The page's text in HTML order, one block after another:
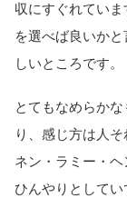
収にすぐれてい
を選べば良いか
しいところです。
とてもなめらか
り、感じ方は人
ネン・ラミー・
ひんやりとして